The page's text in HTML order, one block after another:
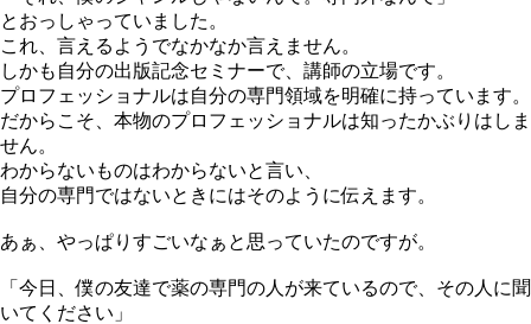
とおっしゃっていました。
これ、言えるようでなかなか言えません。
しかも自分の出版記念セミナーで、講師の立場です。
プロフェッショナルは自分の専門領域を明確に持っています。
だからこそ、本物のプロフェッショナルは知ったかぶりはしま
せん。
わからないものはわからないと言い、
自分の専門ではないときにはそのように伝えます。
あぁ、やっぱりすごいなぁと思っていたのですが。
「今日、僕の友達で薬の専門の人が来ているので、その人に聞
いてください」